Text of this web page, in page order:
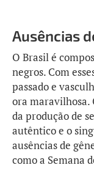
Ausências
O Brasil é
negros. Com
passado e
ora maravilhosa.
da produção de
autêntico e o
ausências de
como a Semana